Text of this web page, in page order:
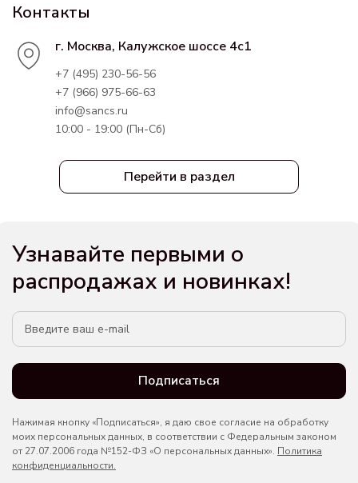
Перейти в раздел
Контакты
г. Москва, Калужское шоссе 4с1
+7 (495) 230-56-56
+7 (966) 975-66-63
info@sancs.ru
10:00 - 19:00 (Пн-Сб)
Узнавайте первыми о
распродажах и новинках!
Подписаться
Нажимая кнопку «Подписаться», я даю свое согласие на обработку
моих персональных данных, в соответствии с Федеральным законом
от 27.07.2006 года №152-ФЗ «О персональных данных». Политика
конфиденциальности.